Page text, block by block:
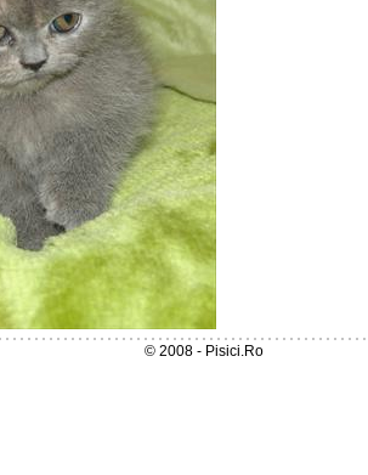
© 2008 - Pisici.Ro